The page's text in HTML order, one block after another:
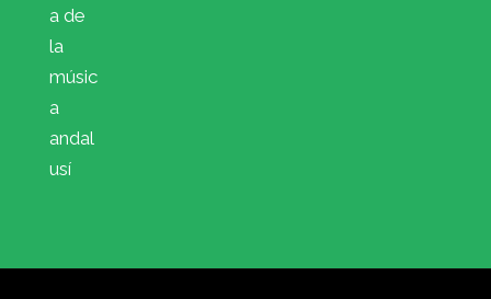
a de
la
músic
a
andal
usí